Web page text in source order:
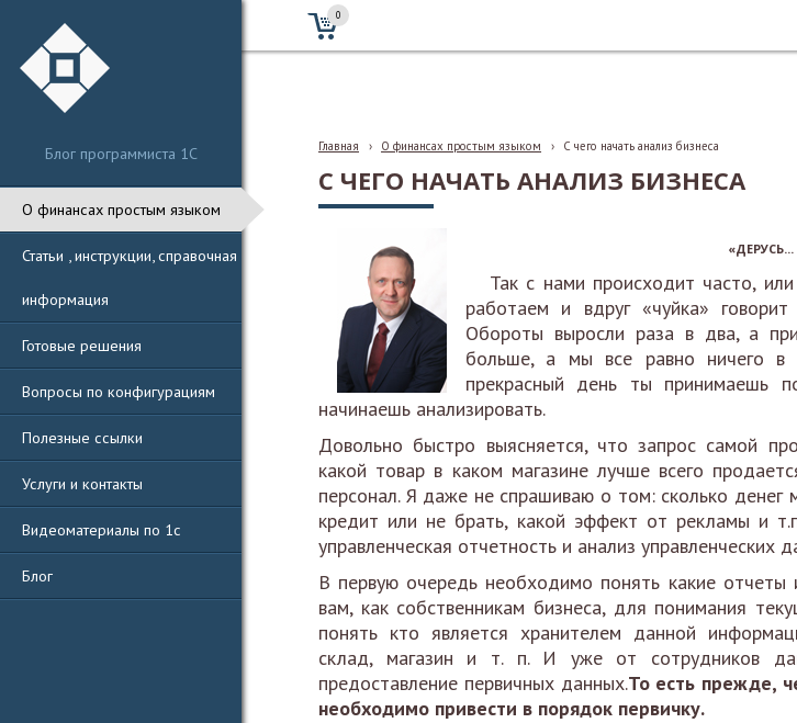
Блог программиста 1С
О финансах простым языком
Статьи , инструкции, справочная
информация
Готовые решения
Вопросы по конфигурациям
Полезные ссылки
Услуги и контакты
Видеоматериалы по 1с
Блог
0
Главная › О финансах простым языком › С чего начать анализ бизнеса
С ЧЕГО НАЧАТЬ АНАЛИЗ БИЗНЕСА
Так с нами происходит часто,
работаем и вдруг «чуйка»
Обороты выросли раза в два, а
больше, а мы все равно ничего
прекрасный день ты принимаешь
начинаешь анализировать.
Довольно быстро выясняется, что запрос самой
какой товар в каком магазине лучше всего
персонал. Я даже не спрашиваю о том: сколько денег
кредит или не брать, какой эффект от рекламы и
управленческая отчетность и анализ управленческих
В первую очередь необходимо понять какие
вам, как собственникам бизнеса, для понимания
понять кто является хранителем данной
склад, магазин и т. п. И уже от сотрудников
предоставление первичных данных.То есть прежде,
необходимо привести в порядок первичку.